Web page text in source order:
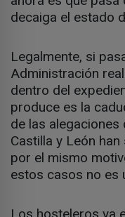
decaiga el estado
Legalmente, si
Administración
dentro del
produce es la
de las alegaciones
Castilla y León
por el mismo
estos casos no es